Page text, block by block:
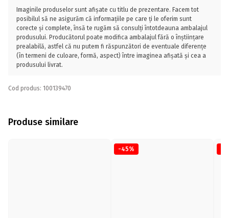
Imaginile produselor sunt afișate cu titlu de prezentare. Facem tot
posibilul să ne asigurăm că informațiile pe care ți le oferim sunt
corecte și complete, însă te rugăm să consulți întotdeauna ambalajul
produsului. Producătorul poate modifica ambalajul fără o înștiințare
prealabilă, astfel că nu putem fi răspunzători de eventuale diferențe
(în termeni de culoare, formă, aspect) între imaginea afișată și cea a
produsului livrat.
Cod produs: 100139470
Produse similare
-45%